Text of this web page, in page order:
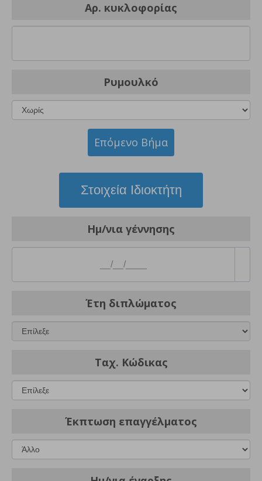
Αρ. κυκλοφορίας
Ρυμουλκό
Επόμενο Βήμα
Στοιχεία Ιδιοκτήτη
Ημ/νια γέννησης
Έτη διπλώματος
Ταχ. Κώδικας
Έκπτωση επαγγέλματος